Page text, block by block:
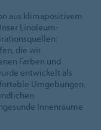
aus klimapositivem
Linoleum-
die wir
Farben und
entwickelt als
Umgebungen.
Innenräume